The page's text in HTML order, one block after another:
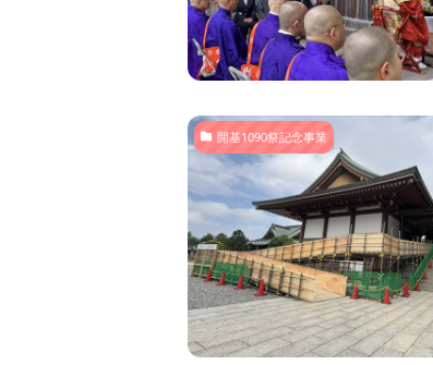
開基1090祭記念事業